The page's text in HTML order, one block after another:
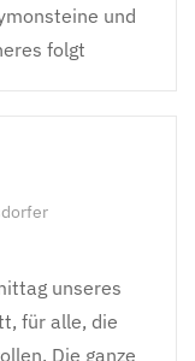
und
folgt
unseres
für alle, die
Die ganze